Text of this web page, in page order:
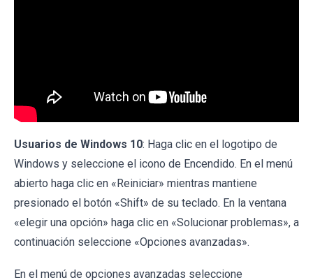
Usuarios de Windows 10: Haga clic en el logotipo de
Windows y seleccione el icono de Encendido. En el menú
abierto haga clic en «Reiniciar» mientras mantiene
presionado el botón «Shift» de su teclado. En la ventana
«elegir una opción» haga clic en «Solucionar problemas», a
continuación seleccione «Opciones avanzadas».
En el menú de opciones avanzadas seleccione